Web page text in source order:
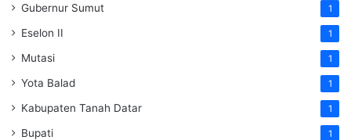
Gubernur Sumut 1
Eselon II 1
Mutasi 1
Yota Balad 1
Kabupaten Tanah Datar 1
Bupati 1